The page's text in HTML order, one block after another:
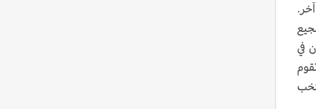
من 32 الى 48، فإن التشجيع
في